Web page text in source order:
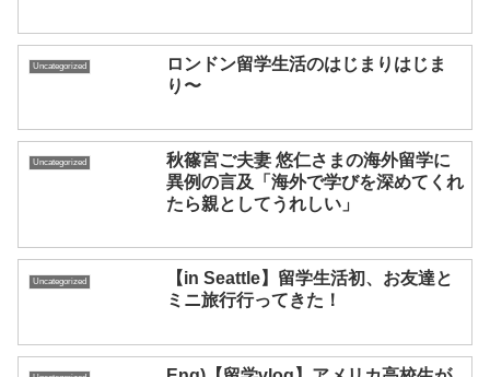
Uncategorized
ロンドン留学生活のはじまりはじま
り〜
Uncategorized
秋篠宮ご夫妻 悠仁さまの海外留学に
異例の言及「海外で学びを深めてくれ
たら親としてうれしい」
Uncategorized
【in Seattle】留学生活初、お友達と
ミニ旅行行ってきた！